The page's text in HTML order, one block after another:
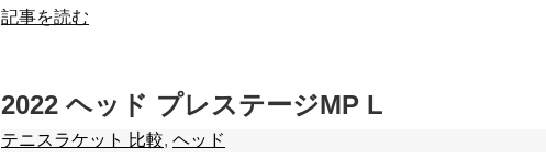
記事を読む
2022 ヘッド プレステージMP L
テニスラケット 比較, ヘッド